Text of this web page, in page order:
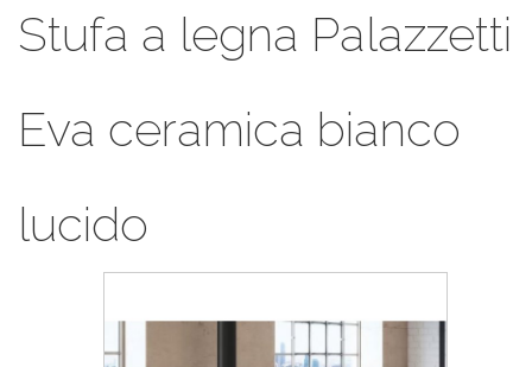
Stufa a legna Palazzetti
Eva ceramica bianco
lucido